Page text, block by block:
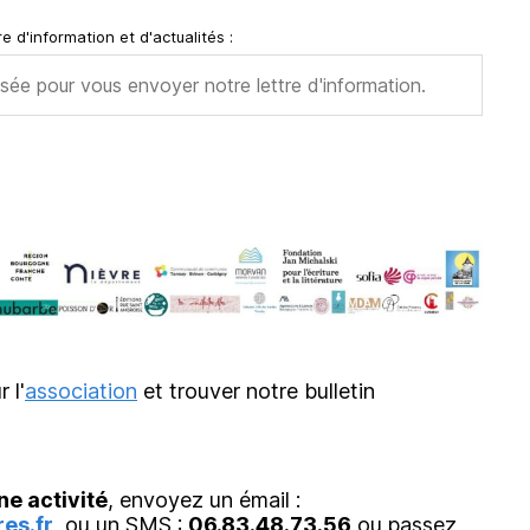
d'information et d'actualités :
l'association et trouver notre bulletin
activité, envoyez un émail :
, ou un SMS : 06.83.48.73.56 ou passez